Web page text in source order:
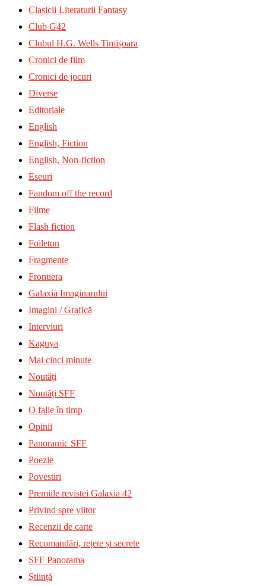
Clasicii Literaturii Fantasy
Club G42
Clubul H.G. Wells Timișoara
Cronici de film
Cronici de jocuri
Diverse
Editoriale
English
English, Fiction
English, Non-fiction
Eseuri
Fandom off the record
Filme
Flash fiction
Foileton
Fragmente
Frontiera
Galaxia Imaginarului
Imagini / Grafică
Interviuri
Kaguya
Mai cinci minute
Noutăți
Noutăți SFF
O falie în timp
Opinii
Panoramic SFF
Poezie
Povestiri
Premiile revistei Galaxia 42
Privind spre viitor
Recenzii de carte
Recomandări, rețete și secrete
SFF Panorama
Știință